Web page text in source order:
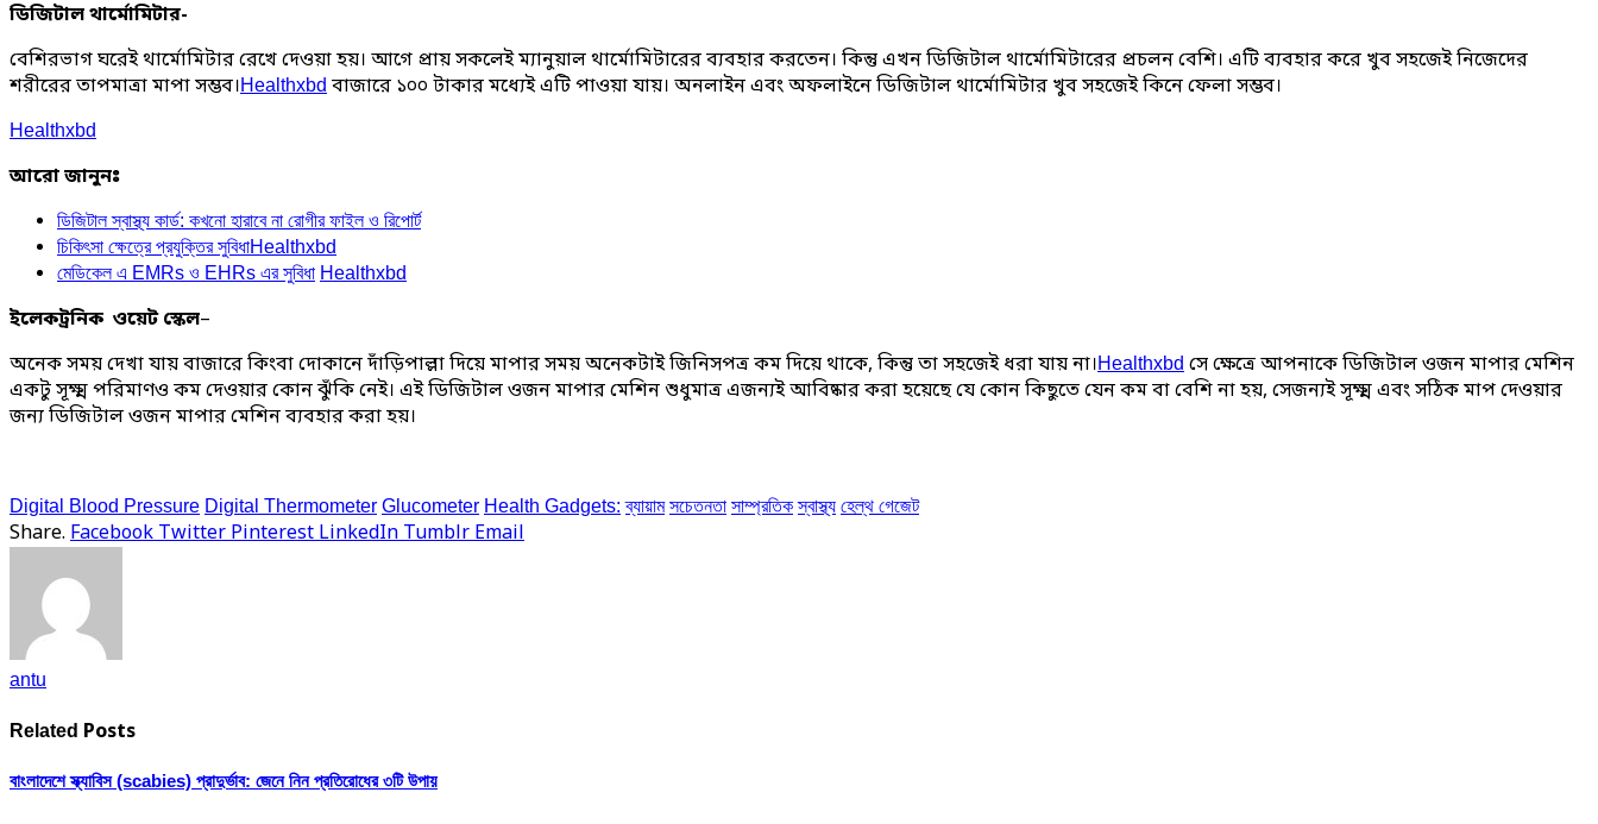
ডিজিটাল থার্মোমিটার-
বেশিরভাগ ঘরেই থার্মোমিটার রেখে দেওয়া হয়। আগে প্রায় সকলেই ম্যানুয়াল থার্মোমিটারের ব্যবহার করতেন। কিন্তু এখন ডিজিটাল থার্মোমিটারের প্রচলন বেশি। এটি ব্যবহার করে খুব সহজেই নিজেদের
শরীরের তাপমাত্রা মাপা সম্ভব।Healthxbd বাজারে ১০০ টাকার মধ্যেই এটি পাওয়া যায়। অনলাইন এবং অফলাইনে ডিজিটাল থার্মোমিটার খুব সহজেই কিনে ফেলা সম্ভব।
Healthxbd
আরো জানুনঃ
ডিজিটাল স্বাস্থ্য কার্ড: কখনো হারাবে না রোগীর ফাইল ও রিপোর্ট
চিকিৎসা ক্ষেত্রে প্রযুক্তির সুবিধাHealthxbd
মেডিকেল এ EMRs ও EHRs এর সুবিধা Healthxbd
ইলেকট্রনিক ওয়েট স্কেল–
অনেক সময় দেখা যায় বাজারে কিংবা দোকানে দাঁড়িপাল্লা দিয়ে মাপার সময় অনেকটাই জিনিসপত্র কম দিয়ে থাকে, কিন্তু তা সহজেই ধরা যায় না।Healthxbd সে ক্ষেত্রে আপনাকে ডিজিটাল ওজন মাপার মেশিন
একটু সূক্ষ্ম পরিমাণও কম দেওয়ার কোন ঝুঁকি নেই। এই ডিজিটাল ওজন মাপার মেশিন শুধুমাত্র এজন্যই আবিষ্কার করা হয়েছে যে কোন কিছুতে যেন কম বা বেশি না হয়, সেজন্যই সূক্ষ্ম এবং সঠিক মাপ দেওয়ার
জন্য ডিজিটাল ওজন মাপার মেশিন ব্যবহার করা হয়।
Digital Blood Pressure Digital Thermometer Glucometer Health Gadgets: ব্যায়াম সচেতনতা সাম্প্রতিক স্বাস্থ্য হেল্‌থ গেজেট
Share. FacebookTwitterPinterestLinkedInTumblrEmail
antu
Related Posts
বাংলাদেশে স্ক্যাবিস (scabies) প্রাদুর্ভাব: জেনে নিন প্রতিরোধের ৩টি উপায়